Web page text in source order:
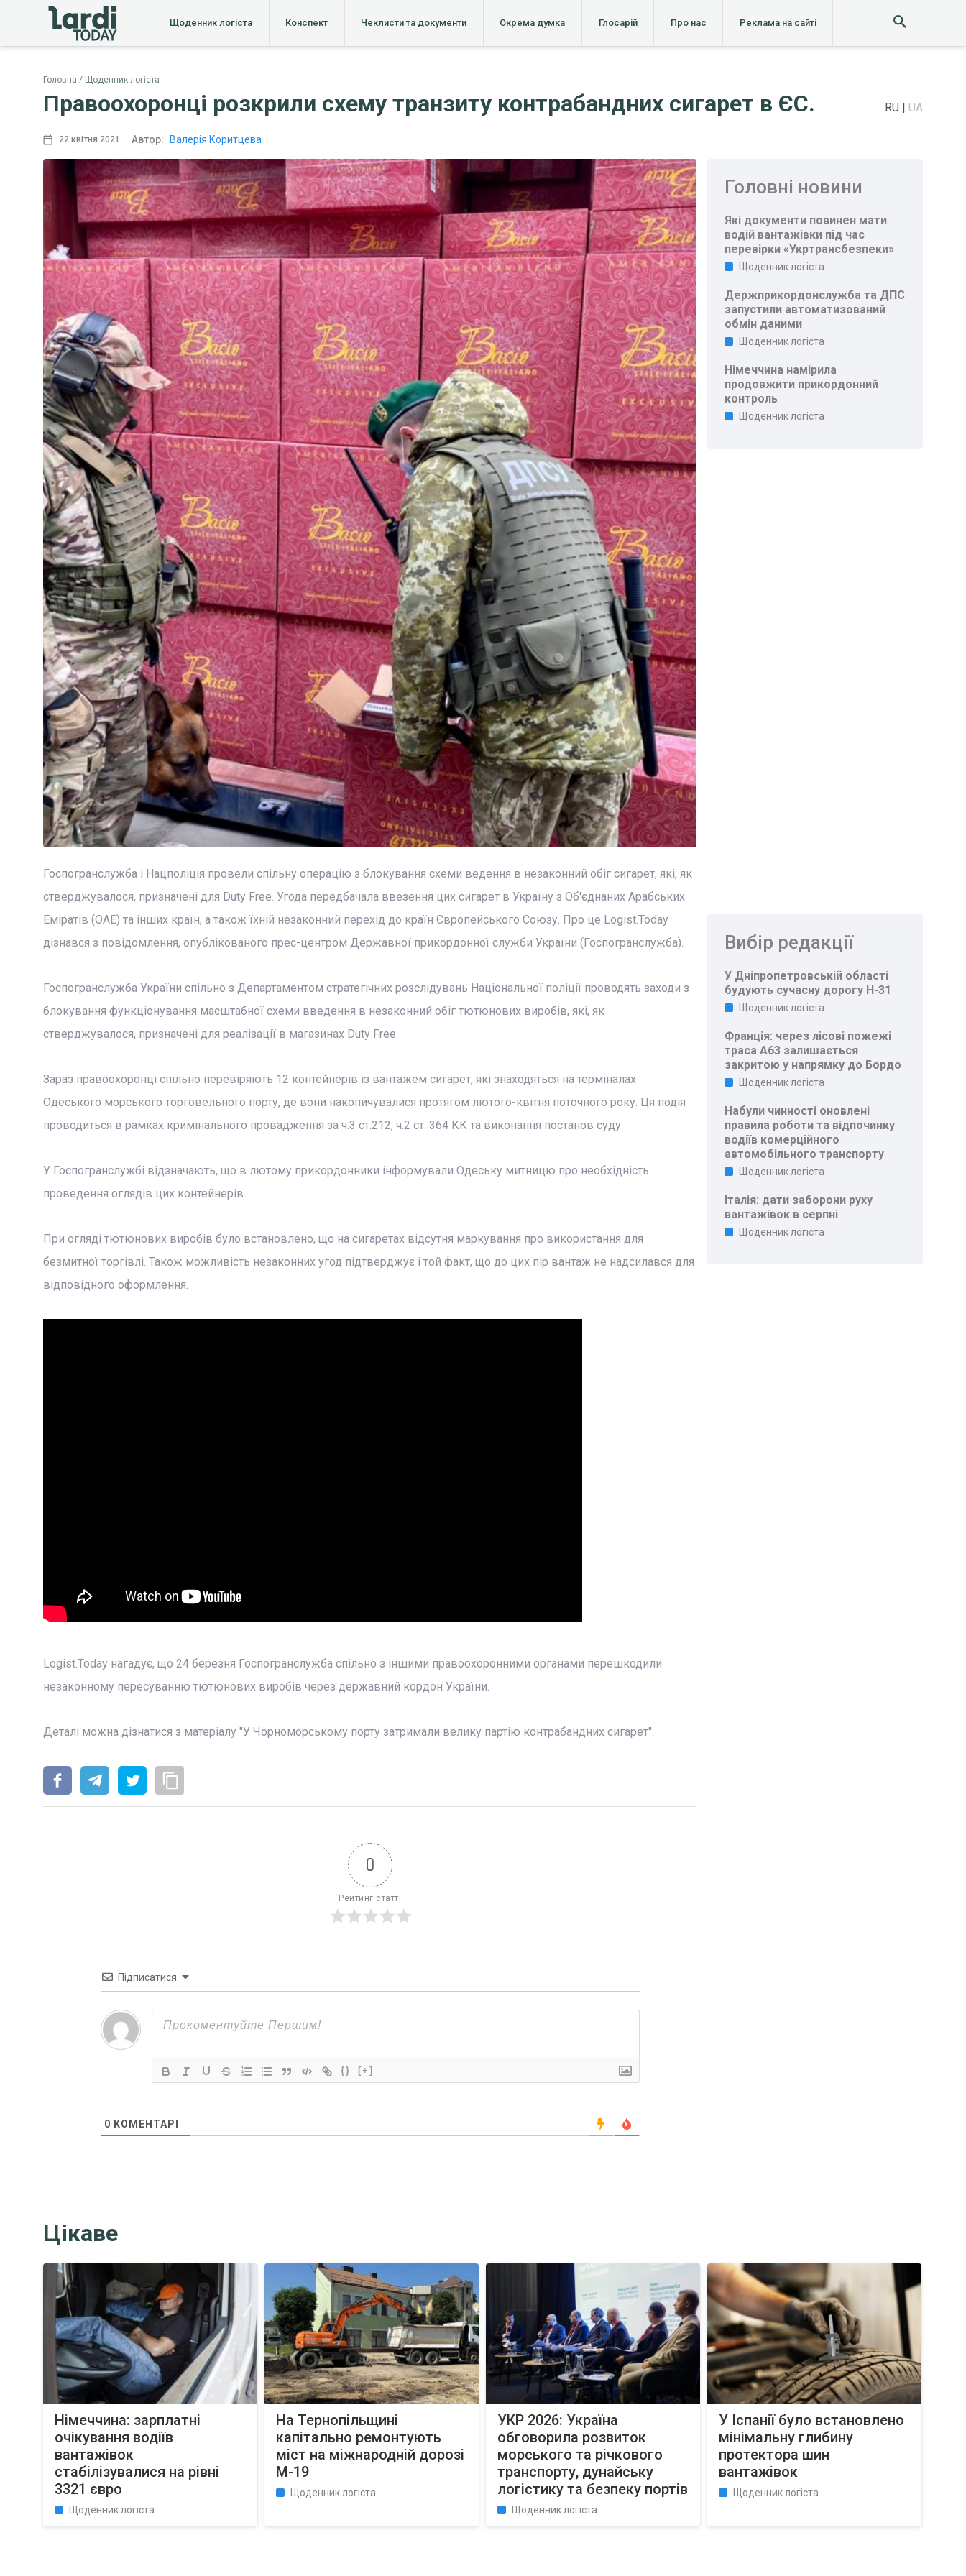
Щоденник логіста Конспект Чеклисти та документи Окрема думка Глосарій Про нас Реклама на сайті
Головна Щоденник логіста
Правоохоронці розкрили схему транзиту контрабандних сигарет в ЄС. RU UA
22 квітня 2021 Автор: Валерія Коритцева
Госпогранслужба і Нацполіція провели спільну операцію з блокування схеми ведення в незаконний обіг сигарет, які, як
стверджувалося, призначені для Duty Free. Угода передбачала ввезення цих сигарет в Україну з Об'єднаних Арабських
Еміратів (ОАЕ) та інших країн, а також їхній незаконний перехід до країн Європейського Союзу. Про це Logist.Today
дізнався з повідомлення, опублікованого прес-центром Державної прикордонної служби України (Госпогранслужба).
Госпогранслужба України спільно з Департаментом стратегічних розслідувань Національної поліції проводять заходи з
блокування функціонування масштабної схеми введення в незаконний обіг тютюнових виробів, які, як
стверджувалося, призначені для реалізації в магазинах Duty Free.
Зараз правоохоронці спільно перевіряють 12 контейнерів із вантажем сигарет, які знаходяться на терміналах
Одеського морського торговельного порту, де вони накопичувалися протягом лютого-квітня поточного року. Ця подія
проводиться в рамках кримінального провадження за ч.3 ст.212, ч.2 ст. 364 КК та виконання постанов суду.
У Госпогранслужбі відзначають, що в лютому прикордонники інформували Одеську митницю про необхідність
проведення оглядів цих контейнерів.
При огляді тютюнових виробів було встановлено, що на сигаретах відсутня маркування про використання для
безмитної торгівлі. Також можливість незаконних угод підтверджує і той факт, що до цих пір вантаж не надсилався для
відповідного оформлення.
Logist.Today нагадує, що 24 березня Госпогранслужба спільно з іншими правоохоронними органами перешкодили
незаконному пересуванню тютюнових виробів через державний кордон України.
Деталі можна дізнатися з матеріалу "У Чорноморському порту затримали велику партію контрабандних сигарет".
0
Рейтинг статті
Підписатися
{} [+]
0 КОМЕНТАРІ
Головні новини
Які документи повинен мати
водій вантажівки під час
перевірки «Укртрансбезпеки»
Щоденник логіста
Держприкордонслужба та ДПС
запустили автоматизований
обмін даними
Щоденник логіста
Німеччина намірила
продовжити прикордонний
контроль
Щоденник логіста
Вибір редакції
У Дніпропетровській області
будують сучасну дорогу Н-31
Щоденник логіста
Франція: через лісові пожежі
траса A63 залишається
закритою у напрямку до Бордо
Щоденник логіста
Набули чинності оновлені
правила роботи та відпочинку
водіїв комерційного
автомобільного транспорту
Щоденник логіста
Італія: дати заборони руху
вантажівок в серпні
Щоденник логіста
Цікаве
Німеччина: зарплатні
очікування водіїв
вантажівок
стабілізувалися на рівні
3321 євро
Щоденник логіста
На Тернопільщині
капітально ремонтують
міст на міжнародній дорозі
М-19
Щоденник логіста
УКР 2026: Україна
обговорила розвиток
морського та річкового
транспорту, дунайську
логістику та безпеку портів
Щоденник логіста
У Іспанії було встановлено
мінімальну глибину
протектора шин
вантажівок
Щоденник логіста